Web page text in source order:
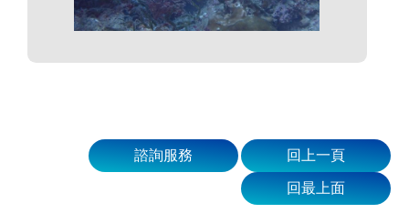
諮詢服務 回上一頁
回最上面